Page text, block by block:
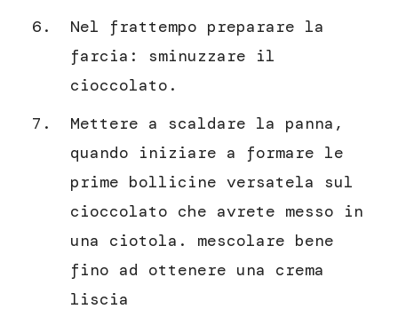
Nel frattempo preparare la
farcia: sminuzzare il
cioccolato.
Mettere a scaldare la panna,
quando iniziare a formare le
prime bollicine versatela sul
cioccolato che avrete messo in
una ciotola. mescolare bene
fino ad ottenere una crema
liscia